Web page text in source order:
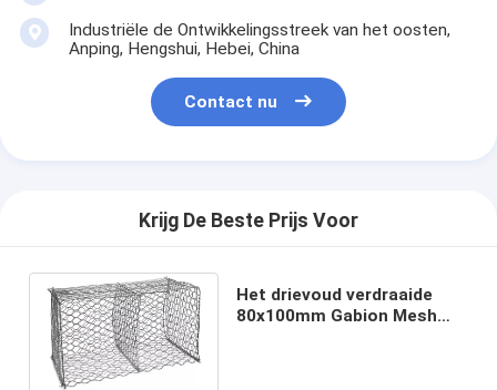
Industriële de Ontwikkelingsstreek van het oosten,
Anping, Hengshui, Hebei, China
Contact nu
Krijg De Beste Prijs Voor
Het drievoud verdraaide
80x100mm Gabion Mesh